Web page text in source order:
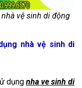
vệ sinh di động
nhà vệ sinh di
dụng nha ve sinh di